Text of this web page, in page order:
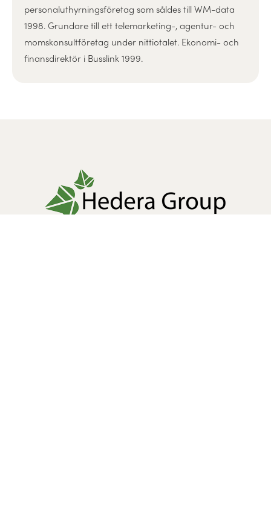
personaluthyrningsföretag som såldes till WM-data
1998. Grundare till ett telemarketing-, agentur- och
momskonsultföretag under nittiotalet. Ekonomi- och
finansdirektör i Busslink 1999.